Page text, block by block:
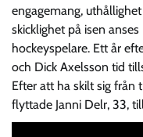
engagemang,
skicklighet på isen
hockeyspelare. Ett år
och Dick Axelsson tid
Efter att ha skilt sig från
flyttade Janni Delr, 33,